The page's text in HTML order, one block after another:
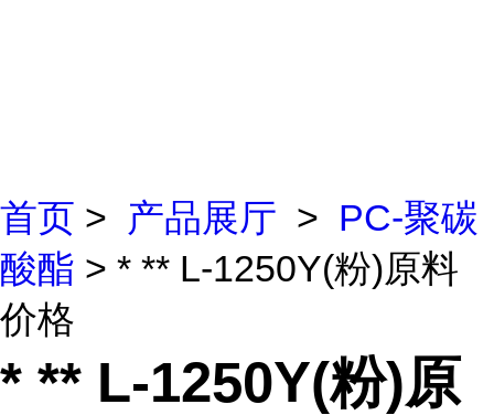
首页 > 产品展厅 > PC-聚碳
酸酯 > * ** L-1250Y(粉)原料
价格
* ** L-1250Y(粉)原